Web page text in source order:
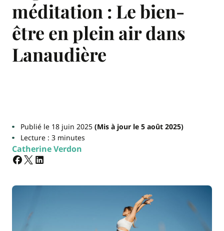
méditation : Le bien-
être en plein air dans
Lanaudière
Publié le 18 juin 2025(Mis à jour le 5 août 2025)
Lecture : 3 minutes
Catherine Verdon